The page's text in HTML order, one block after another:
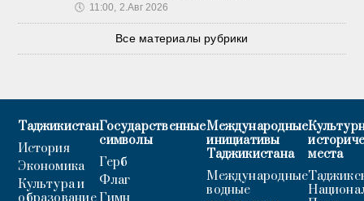
🕔 11:00, 2.Авг 2026
Все материалы рубрики
Таджикистан
История
Экономика
Культура и
Государственные
символы
Герб
Флаг
Международные
инициативы
Таджикистана
Международные
водные
места